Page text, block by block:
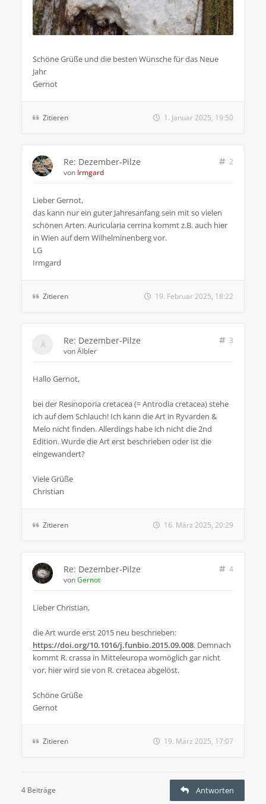
Schöne Grüße und die besten Wünsche für das Neue
Jahr
Gernot
Zitieren 1. Januar 2025, 19:50
Re: Dezember-Pilze
2
von Irmgard
Lieber Gernot,
das kann nur ein guter Jahresanfang sein mit so vielen
schönen Arten. Auricularia cerrina kommt z.B. auch hier
in Wien auf dem Wilhelminenberg vor.
LG
Irmgard
Zitieren 19. Februar 2025, 18:22
Re: Dezember-Pilze
3
vonÄlbler
Hallo Gernot,
bei der Resinoporia cretacea (= Antrodia cretacea) stehe
ich auf dem Schlauch! Ich kann die Art in Ryvarden &
Melo nicht finden. Allerdings habe ich nicht die 2nd
Edition. Wurde die Art erst beschrieben oder ist die
eingewandert?
Viele Grüße
Christian
Zitieren 16. März 2025, 20:29
Re: Dezember-Pilze
4
vonGernot
Lieber Christian,
die Art wurde erst 2015 neu beschrieben:
https://doi.org/10.1016/j.funbio.2015.09.008. Demnach
kommt R. crassa in Mitteleuropa womöglich gar nicht
vor, hier wird sie von R. cretacea abgelöst.
Schöne Grüße
Gernot
Zitieren 19. März 2025, 17:07
4 Beiträge Antworten